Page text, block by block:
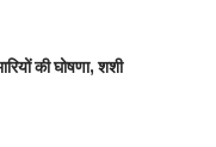
की घोषणा, शशी